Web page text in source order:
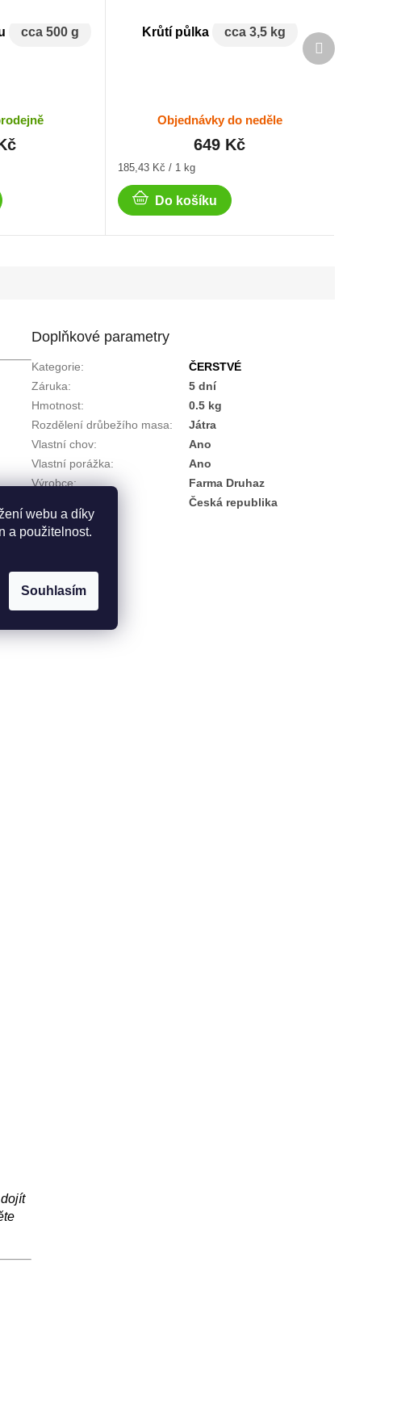
webu a díky
a použitelnost.
Souhlasím
cca 500 g Krůtí půlka cca 3,5 kg
Objednávky do neděle
649 Kč
Měrná
185,43 Kč / 1 kg
Do košíku
Další
produkt
Doplňkové parametry
Kategorie:
ČERSTVÉ
Záruka:
5 dní
Hmotnost:
0.5 kg
Rozdělení drůbežího masa:
Játra
Vlastní chov:
Ano
Vlastní porážka:
Ano
Výrobce:
Farma Druhaz
Česká republika